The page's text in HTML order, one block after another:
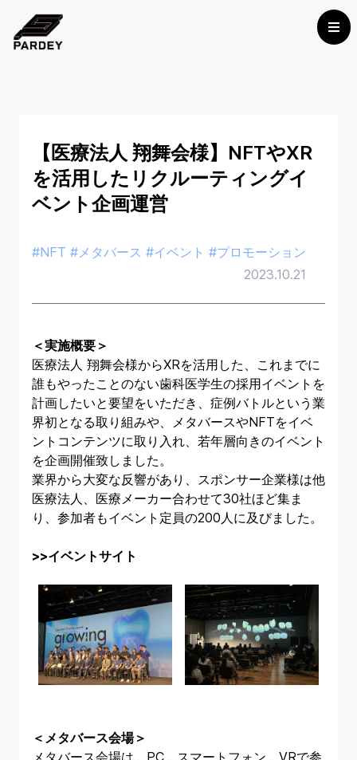
【医療法人 翔舞会様】NFTやXR
を活用したリクルーティングイ
ベント企画運営
#NFT #メタバース #イベント #プロモーション
2023.10.21
＜実施概要＞
医療法人 翔舞会様からXRを活用した、これまでに
誰もやったことのない歯科医学生の採用イベントを
計画したいと要望をいただき、症例バトルという業
界初となる取り組みや、メタバースやNFTをイベ
ントコンテンツに取り入れ、若年層向きのイベント
を企画開催致しました。
業界から大変な反響があり、スポンサー企業様は他
医療法人、医療メーカー合わせて30社ほど集ま
り、参加者もイベント定員の200人に及びました。
>>イベントサイト
＜メタバース会場＞
メタバース会場は、PC、スマートフォン、VRで参